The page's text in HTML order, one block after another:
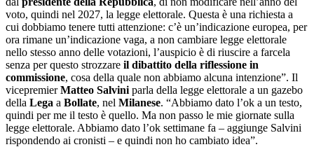
voto, quindi nel 2027, la legge elettorale. Questa è una richiesta a
cui dobbiamo tenere tutti attenzione: c’è un’indicazione europea, per
ora rimane un’indicazione vaga, a non cambiare legge elettorale
nello stesso anno delle votazioni, l’auspicio è di riuscire a farcela
senza per questo strozzare il dibattito della riflessione in
commissione, cosa della quale non abbiamo alcuna intenzione”. Il
vicepremierMatteo Salvini parla della legge elettorale a un gazebo
della Lega a Bollate, nel Milanese. “Abbiamo dato l’ok a un testo,
quindi per me il testo è quello. Ma non passo le mie giornate sulla
legge elettorale. Abbiamo dato l’ok settimane fa – aggiunge Salvini
rispondendo ai cronisti – e quindi non ho cambiato idea”.